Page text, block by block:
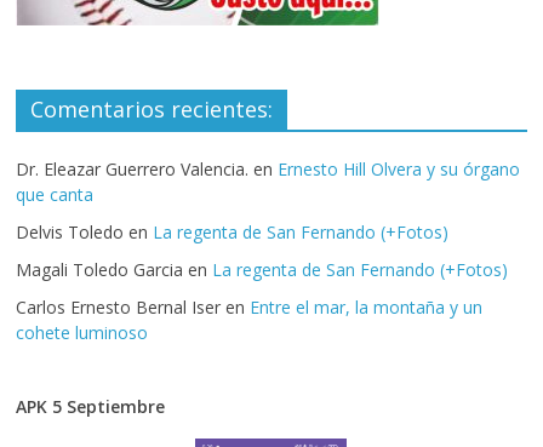
Comentarios recientes:
Dr. Eleazar Guerrero Valencia. en Ernesto Hill Olvera y su órgano
que canta
Delvis Toledo en La regenta de San Fernando (+Fotos)
Magali Toledo Garcia en La regenta de San Fernando (+Fotos)
Carlos Ernesto Bernal Iser en Entre el mar, la montaña y un
cohete luminoso
APK 5 Septiembre